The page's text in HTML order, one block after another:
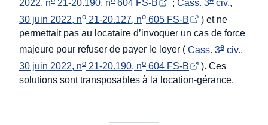
2022, n
21-20.190, n 604 FS-B ; Cass. 3
civ.,
30 juin 2022, no 21-20.127, no 605 FS-B
) et ne
permettait pas au locataire d’invoquer un cas de force
majeure pour refuser de payer le loyer ( Cass. 3e civ.,
30 juin 2022, no 21-20.190, no 604 FS-B
). Ces
solutions sont transposables à la location-gérance.